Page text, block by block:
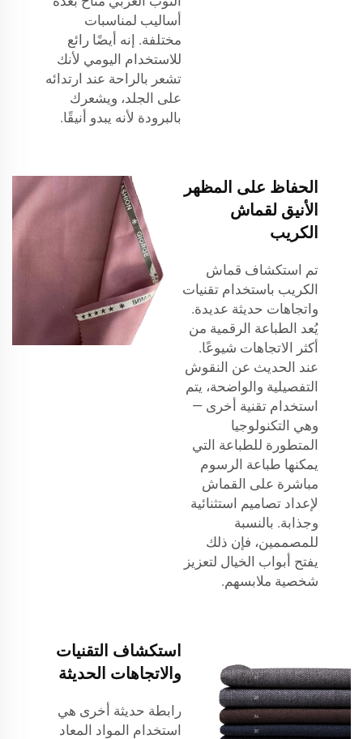
أساليب لمناسبات
مختلفة. إنه أيضًا رائع
للاستخدام اليومي لأنك
تشعر بالراحة عند ارتدائه
على الجلد، ويشعرك
بالبرودة لأنه يبدو أنيقًا.
الحفاظ على المظهر
الأنيق لقماش
الكريب
تم استكشاف قماش
الكريب باستخدام تقنيات
واتجاهات حديثة عديدة.
يُعد الطباعة الرقمية من
أكثر الاتجاهات شيوعًا.
عند الحديث عن النقوش
التفصيلية والواضحة، يتم
استخدام تقنية أخرى —
وهي التكنولوجيا
المتطورة للطباعة التي
يمكنها طباعة الرسوم
مباشرة على القماش
لإعداد تصاميم استثنائية
وجذابة. بالنسبة
للمصممين، فإن ذلك
يفتح أبواب الخيال لتعزيز
شخصية ملابسهم.
استكشاف التقنيات
والاتجاهات الحديثة
رابطة حديثة أخرى هي
استخدام المواد المعاد